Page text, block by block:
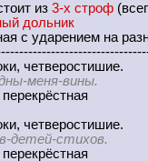
из 3-х строф
дольник
с ударением на
четверостишие.
меня-вины.
перекрёстная
четверостишие.
детей-стихов.
перекрёстная